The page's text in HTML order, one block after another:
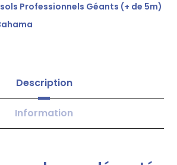
Professionnels Géants (+ de 5m)
Description
Information